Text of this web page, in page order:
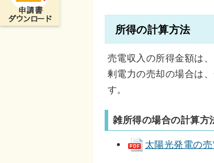
所得の計算方法
売電収入の所得金額は
剰電力の売却の場合は
す。
雑所得の場合の計算方
太陽光発電の